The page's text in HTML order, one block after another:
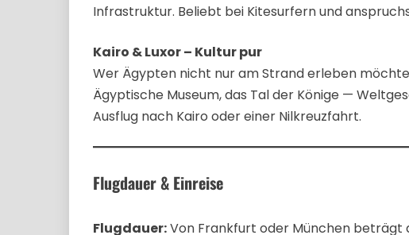
Infrastruktur. Beliebt bei Kitesurfern und
Kairo & Luxor – Kultur pur
Wer Ägypten nicht nur am Strand erleben
Ägyptische Museum, das Tal der Könige —
Ausflug nach Kairo oder einer Nilkreuzfahrt.
Flugdauer & Einreise
Flugdauer:Von Frankfurt oder München beträgt